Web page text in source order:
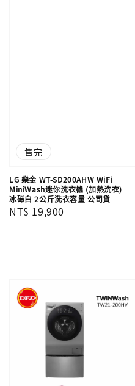
售完
LG 樂金 WT-SD200AHW WiFi
MiniWash迷你洗衣機 (加熱洗衣)
冰磁白 2公斤洗衣容量 公司貨
Regular
NT$ 19,900